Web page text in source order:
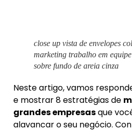
close up vista de envelopes
marketing trabalho em
sobre fundo de areia cinza
Neste artigo, vamos
e mostrar 8 estratégias de
grandes empresasque
alavancar o seu negócio.